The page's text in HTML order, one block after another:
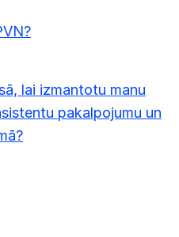
lai izmantotu manu
pakalpojumu un